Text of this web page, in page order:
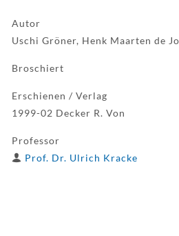
Autor
Uschi Gröner, Henk Maarten de
Broschiert
Erschienen / Verlag
1999-02 Decker R. Von
Professor
Prof. Dr. Ulrich Kracke